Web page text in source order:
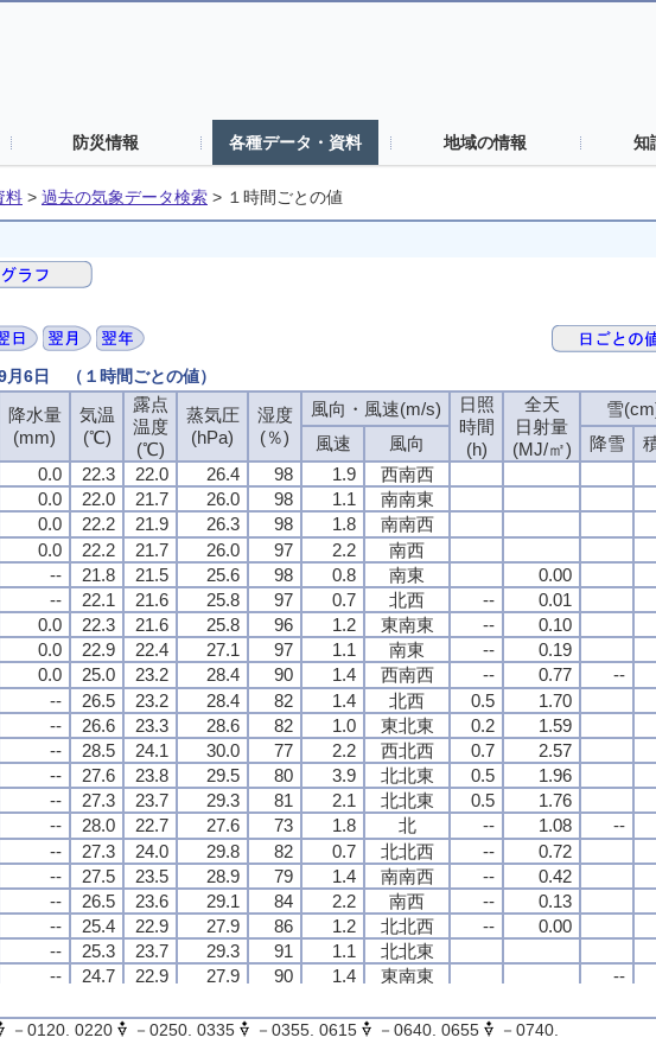
防災情報 各種データ・資料 地域の情報 知
料 > 過去の気象データ検索 > １時間ごとの値
6日 （１時間ごとの値）
降水量
(mm)
気温
(℃)
露点
温度
(℃)
蒸気圧
(hPa)
湿度
(％)
風向・風速(m/s)
日照
時間
(h)
全天
日射量
(MJ/㎡)
雪
風速 風向 降雪
0.0 22.3 22.0 26.4 98 1.9 西南西
0.0 22.0 21.7 26.0 98 1.1 南南東
0.0 22.2 21.9 26.3 98 1.8 南南西
0.0 22.2 21.7 26.0 97 2.2 南西
-- 21.8 21.5 25.6 98 0.8 南東 0.00
-- 22.1 21.6 25.8 97 0.7 北西 -- 0.01
0.0 22.3 21.6 25.8 96 1.2 東南東 -- 0.10
0.0 22.9 22.4 27.1 97 1.1 南東 -- 0.19
0.0 25.0 23.2 28.4 90 1.4 西南西 -- 0.77 --
-- 26.5 23.2 28.4 82 1.4 北西 0.5 1.70
-- 26.6 23.3 28.6 82 1.0 東北東 0.2 1.59
-- 28.5 24.1 30.0 77 2.2 西北西 0.7 2.57
-- 27.6 23.8 29.5 80 3.9 北北東 0.5 1.96
-- 27.3 23.7 29.3 81 2.1 北北東 0.5 1.76
-- 28.0 22.7 27.6 73 1.8 北 -- 1.08 --
-- 27.3 24.0 29.8 82 0.7 北北西 -- 0.72
-- 27.5 23.5 28.9 79 1.4 南南西 -- 0.42
-- 26.5 23.6 29.1 84 2.2 南西 -- 0.13
-- 25.4 22.9 27.9 86 1.2 北北西 -- 0.00
-- 25.3 23.7 29.3 91 1.1 北北東
-- 24.7 22.9 27.9 90 1.4 東南東 --
-- 24.7 22.9 27.9 90 2.2 東
降水量
(mm)
気温
(℃)
露点
温度
(℃)
蒸気圧
(hPa)
湿度
(％)
風向・風速(m/s)
日照
時間
(h)
全天
日射量
(MJ/㎡)
雪
風速 風向 降雪
0.0 22.3 22.0 26.4 98 1.9 西南西
0.0 22.0 21.7 26.0 98 1.1 南南東
0.0 22.2 21.9 26.3 98 1.8 南南西
0.0 22.2 21.7 26.0 97 2.2 南西
-- 21.8 21.5 25.6 98 0.8 南東 0.00
-- 22.1 21.6 25.8 97 0.7 北西 -- 0.01
0.0 22.3 21.6 25.8 96 1.2 東南東 -- 0.10
0.0 22.9 22.4 27.1 97 1.1 南東 -- 0.19
0.0 25.0 23.2 28.4 90 1.4 西南西 -- 0.77 --
-- 26.5 23.2 28.4 82 1.4 北西 0.5 1.70
-- 26.6 23.3 28.6 82 1.0 東北東 0.2 1.59
-- 28.5 24.1 30.0 77 2.2 西北西 0.7 2.57
-- 27.6 23.8 29.5 80 3.9 北北東 0.5 1.96
-- 27.3 23.7 29.3 81 2.1 北北東 0.5 1.76
-- 28.0 22.7 27.6 73 1.8 北 -- 1.08 --
-- 27.3 24.0 29.8 82 0.7 北北西 -- 0.72
-- 27.5 23.5 28.9 79 1.4 南南西 -- 0.42
-- 26.5 23.6 29.1 84 2.2 南西 -- 0.13
-- 25.4 22.9 27.9 86 1.2 北北西 -- 0.00
-- 25.3 23.7 29.3 91 1.1 北北東
-- 24.7 22.9 27.9 90 1.4 東南東 --
-- 24.7 22.9 27.9 90 2.2 東
降水量
(mm)
気温
(℃)
露点
温度
(℃)
蒸気圧
(hPa)
湿度
(％)
風向・風速(m/s)
日照
時間
(h)
全天
日射量
(MJ/㎡)
雪
風速 風向 降雪
0.0 22.3 22.0 26.4 98 1.9 西南西
0.0 22.0 21.7 26.0 98 1.1 南南東
0.0 22.2 21.9 26.3 98 1.8 南南西
0.0 22.2 21.7 26.0 97 2.2 南西
-- 21.8 21.5 25.6 98 0.8 南東 0.00
-- 22.1 21.6 25.8 97 0.7 北西 -- 0.01
0.0 22.3 21.6 25.8 96 1.2 東南東 -- 0.10
0.0 22.9 22.4 27.1 97 1.1 南東 -- 0.19
0.0 25.0 23.2 28.4 90 1.4 西南西 -- 0.77 --
-- 26.5 23.2 28.4 82 1.4 北西 0.5 1.70
-- 26.6 23.3 28.6 82 1.0 東北東 0.2 1.59
-- 28.5 24.1 30.0 77 2.2 西北西 0.7 2.57
-- 27.6 23.8 29.5 80 3.9 北北東 0.5 1.96
-- 27.3 23.7 29.3 81 2.1 北北東 0.5 1.76
-- 28.0 22.7 27.6 73 1.8 北 -- 1.08 --
-- 27.3 24.0 29.8 82 0.7 北北西 -- 0.72
-- 27.5 23.5 28.9 79 1.4 南南西 -- 0.42
-- 26.5 23.6 29.1 84 2.2 南西 -- 0.13
-- 25.4 22.9 27.9 86 1.2 北北西 -- 0.00
-- 25.3 23.7 29.3 91 1.1 北北東
-- 24.7 22.9 27.9 90 1.4 東南東 --
-- 24.7 22.9 27.9 90 2.2 東
降水量
(mm)
気温
(℃)
露点
温度
(℃)
蒸気圧
(hPa)
湿度
(％)
風向・風速(m/s)
日照
時間
(h)
全天
日射量
(MJ/㎡)
雪
風速 風向 降雪
0.0 22.3 22.0 26.4 98 1.9 西南西
0.0 22.0 21.7 26.0 98 1.1 南南東
0.0 22.2 21.9 26.3 98 1.8 南南西
0.0 22.2 21.7 26.0 97 2.2 南西
-- 21.8 21.5 25.6 98 0.8 南東 0.00
-- 22.1 21.6 25.8 97 0.7 北西 -- 0.01
0.0 22.3 21.6 25.8 96 1.2 東南東 -- 0.10
0.0 22.9 22.4 27.1 97 1.1 南東 -- 0.19
0.0 25.0 23.2 28.4 90 1.4 西南西 -- 0.77 --
-- 26.5 23.2 28.4 82 1.4 北西 0.5 1.70
-- 26.6 23.3 28.6 82 1.0 東北東 0.2 1.59
-- 28.5 24.1 30.0 77 2.2 西北西 0.7 2.57
-- 27.6 23.8 29.5 80 3.9 北北東 0.5 1.96
-- 27.3 23.7 29.3 81 2.1 北北東 0.5 1.76
-- 28.0 22.7 27.6 73 1.8 北 -- 1.08 --
-- 27.3 24.0 29.8 82 0.7 北北西 -- 0.72
-- 27.5 23.5 28.9 79 1.4 南南西 -- 0.42
-- 26.5 23.6 29.1 84 2.2 南西 -- 0.13
-- 25.4 22.9 27.9 86 1.2 北北西 -- 0.00
-- 25.3 23.7 29.3 91 1.1 北北東
-- 24.7 22.9 27.9 90 1.4 東南東 --
-- 24.7 22.9 27.9 90 2.2 東
－0120. 0220 －0250. 0335 －0355. 0615 －0640. 0655
－0740.